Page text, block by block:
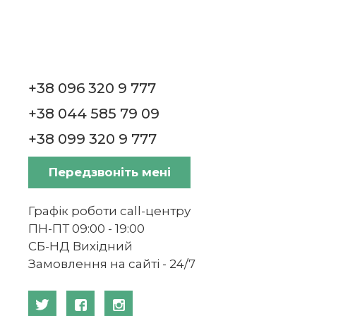
3 24 4
Тарілка для сніданку 21 см Сонце With
Love Villeroy & Boch
1 179 ₴
+38 096 320 9 777
+38 044 585 79 09
+38 099 320 9 777
Передзвоніть мені
Графік роботи call-центру
ПН-ПТ 09:00 - 19:00
СБ-НД Вихідний
Замовлення на сайті - 24/7